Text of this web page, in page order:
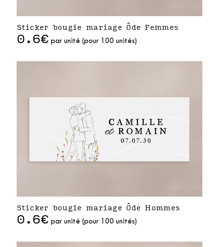
Sticker bougie mariage Ôde Femmes
0.6€ par unité (pour 100 unités)
Sticker bougie mariage Ôde Hommes
0.6€ par unité (pour 100 unités)